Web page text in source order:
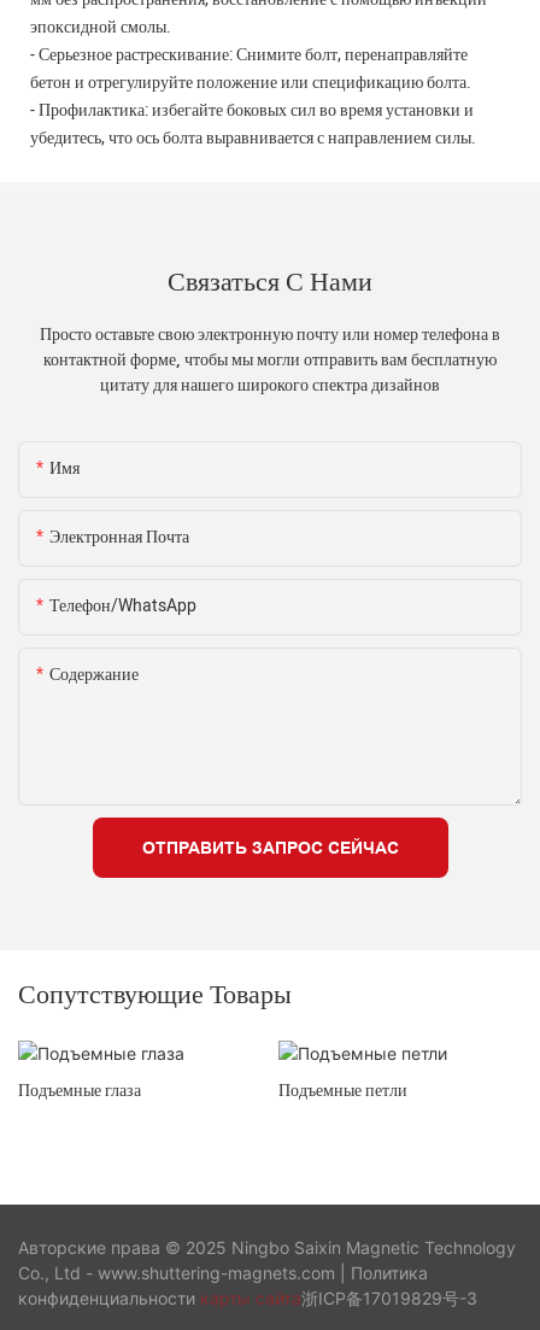
эпоксидной смолы.
- Серьезное растрескивание: Снимите болт, перенаправляйте
бетон и отрегулируйте положение или спецификацию болта.
- Профилактика: избегайте боковых сил во время установки и
убедитесь, что ось болта выравнивается с направлением силы.
Связаться С Нами
Просто оставьте свою электронную почту или номер телефона в
контактной форме, чтобы мы могли отправить вам бесплатную
цитату для нашего широкого спектра дизайнов
Имя
Электронная Почта
Телефон/WhatsApp
Содержание
ОТПРАВИТЬ ЗАПРОС СЕЙЧАС
Сопутствующие Товары
Подъемные глаза Подъемные петли
Авторские права © 2025 Ningbo Saixin Magnetic Technology
Co., Ltd - www.shuttering-magnets.com |
Политика
конфиденциальности карты сайта浙ICP备17019829号-3